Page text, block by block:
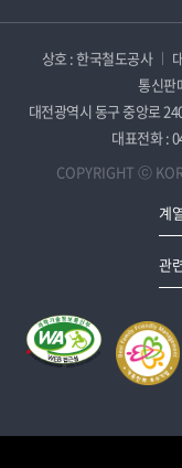
상호 : 한국철도공사
통신판
대전광역시 동구 중앙로
대표전화 :
COPYRIGHT ⓒ
계
관